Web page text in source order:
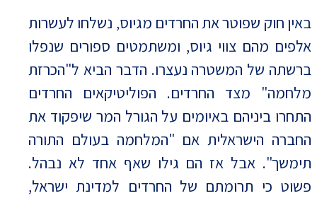
באין חוק שפוטר את החרדים מגיוס, נשלחו לעשרות
אלפים מהם צווי גיוס, ומשתמטים ספורים שנפלו
ברשתה של המשטרה נעצרו. הדבר הביא ל"הכרזת
מלחמה" מצד החרדים. הפוליטיקאים החרדים
התחרו ביניהם באיומים על הגורל המר שיפקוד את
החברה הישראלית אם "המלחמה בעולם התורה
תימשך". אבל אז הם גילו שאף אחד לא נבהל.
פשוט כי תרומתם של החרדים למדינת ישראל,